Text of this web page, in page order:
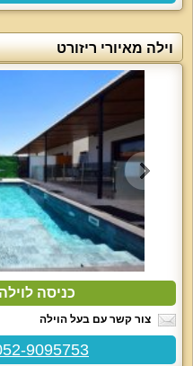
וילה מאיורי ריזורט
כניסה
צור קשר עם בעל הוילה
052-9095753 - מרכז